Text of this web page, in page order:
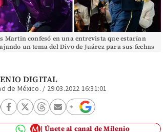
Martin confesó en una entrevista que estarían
un tema del Divo de Juárez para sus fechas
DIGITAL
de México. / 29.03.2022 16:31:01
Únete al canal de Milenio